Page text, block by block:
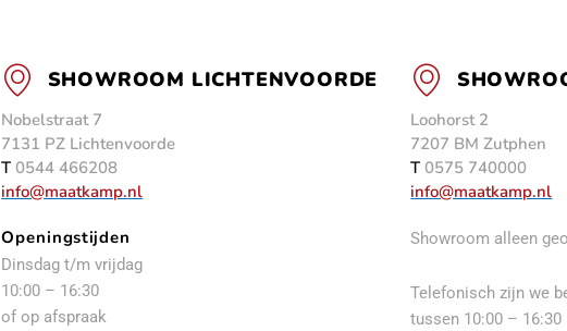
SHOWROOM LICHTENVOORDE
Nobelstraat 7
7131 PZ Lichtenvoorde
T 0544 466208
info@maatkamp.nl
Openingstijden
Dinsdag t/m vrijdag
10:00 – 16:30
of op afspraak
Loohorst 2
7207 BM Zutphen
T 0575 740000
info@maatkamp.nl
Showroom alleen
Telefonisch zijn we
tussen 10:00 – 16:30